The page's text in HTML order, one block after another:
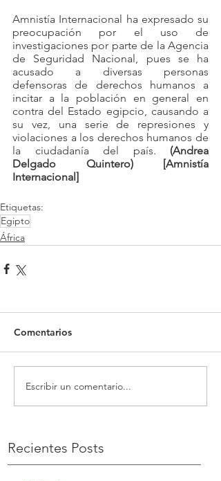
Amnistía Internacional ha expresado su
preocupación por el uso de
investigaciones por parte de la Agencia
de Seguridad Nacional, pues se ha
acusado a diversas personas
defensoras de derechos humanos a
incitar a la población en general en
contra del Estado egipcio, causando a
su vez, una serie de represiones y
violaciones a los derechos humanos de
la ciudadanía del país. (Andrea
Delgado Quintero) [Amnistía
Internacional]
Etiquetas:
Egipto
África
Comentarios
Escribir un comentario...
Recientes Posts